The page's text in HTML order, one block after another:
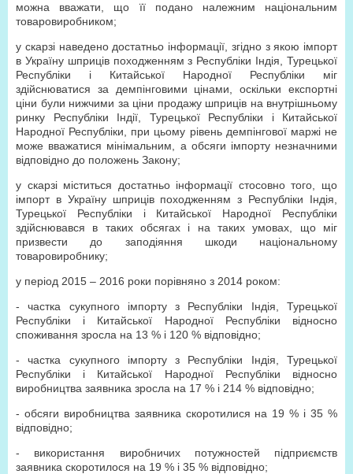
можна вважати, що її подано належним національним
товаровиробником;
у скарзі наведено достатньо інформації, згідно з якою імпорт
в Україну шприців походженням з Республіки Індія, Турецької
Республіки і Китайської Народної Республіки міг
здійснюватися за демпінговими цінами, оскільки експортні
ціни були нижчими за ціни продажу шприців на внутрішньому
ринку Республіки Індії, Турецької Республіки і Китайської
Народної Республіки, при цьому рівень демпінгової маржі не
може вважатися мінімальним, а обсяги імпорту незначними
відповідно до положень Закону;
у скарзі міститься достатньо інформації стосовно того, що
імпорт в Україну шприців походженням з Республіки Індія,
Турецької Республіки і Китайської Народної Республіки
здійснювався в таких обсягах і на таких умовах, що міг
призвести до заподіяння шкоди національному
товаровиробнику;
у період 2015 – 2016 роки порівняно з 2014 роком:
- частка сукупного імпорту з Республіки Індія, Турецької
Республіки і Китайської Народної Республіки відносно
споживання зросла на 13 % і 120 % відповідно;
- частка сукупного імпорту з Республіки Індія, Турецької
Республіки і Китайської Народної Республіки відносно
виробництва заявника зросла на 17 % і 214 % відповідно;
- обсяги виробництва заявника скоротилися на 19 % і 35 %
відповідно;
- використання виробничих потужностей підприємств
заявника скоротилося на 19 % і 35 % відповідно;